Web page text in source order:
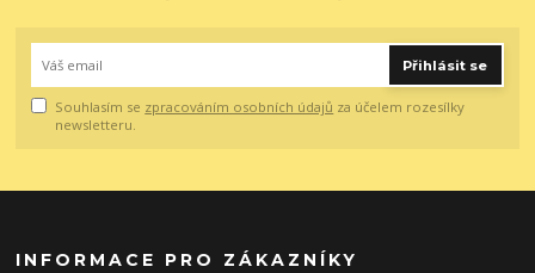
Přihlásit se
Souhlasím se zpracováním osobních údajů za účelem rozesílky
newsletteru.
INFORMACE PRO ZÁKAZNÍKY